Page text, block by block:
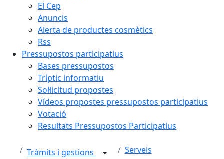
El Cep
Anuncis
Alerta de productes cosmètics
Rss
Pressupostos participatius
Bases pressupostos
Tríptic informatiu
Sol·licitud propostes
Vídeos propostes pressupostos participatius
Votació
Resultats Pressupostos Participatius
Tràmits i gestions Serveis